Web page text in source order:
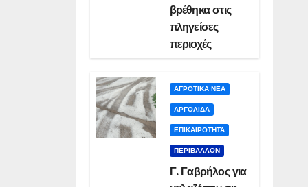
βρέθηκα στις
πληγείσες
περιοχές
ΑΓΡΟΤΙΚΑ ΝΕΑ
ΑΡΓΟΛΙΔΑ
ΕΠΙΚΑΙΡΟΤΗΤΑ
ΠΕΡΙΒΑΛΛΟΝ
Γ. Γαβρήλος για